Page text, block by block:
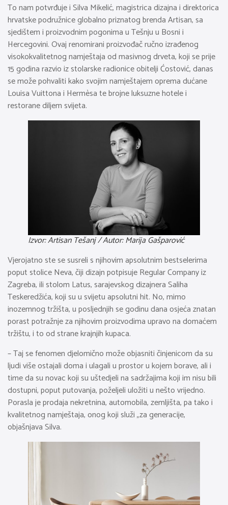
To nam potvrđuje i Silva Mikelić, magistrica dizajna i direktorica
hrvatske podružnice globalno priznatog brenda Artisan, sa
sjedištem i proizvodnim pogonima u Tešnju u Bosni i
Hercegovini. Ovaj renomirani proizvođač ručno izrađenog
visokokvalitetnog namještaja od masivnog drveta, koji se prije
15 godina razvio iz stolarske radionice obitelji Ćostović, danas
se može pohvaliti kako svojim namještajem oprema dućane
Louisa Vuittona i Hermèsa te brojne luksuzne hotele i
restorane diljem svijeta.
Izvor: Artisan Tešanj / Autor: Marija Gašparović
Vjerojatno ste se susreli s njihovim apsolutnim bestselerima
poput stolice Neva, čiji dizajn potpisuje Regular Company iz
Zagreba, ili stolom Latus, sarajevskog dizajnera Saliha
Teskeredžića, koji su u svijetu apsolutni hit. No, mimo
inozemnog tržišta, u posljednjih se godinu dana osjeća znatan
porast potražnje za njihovim proizvodima upravo na domaćem
tržištu, i to od strane krajnjih kupaca.
– Taj se fenomen djelomično može objasniti činjenicom da su
ljudi više ostajali doma i ulagali u prostor u kojem borave, ali i
time da su novac koji su uštedjeli na sadržajima koji im nisu bili
dostupni, poput putovanja, poželjeli uložiti u nešto vrijedno.
Porasla je prodaja nekretnina, automobila, zemljišta, pa tako i
kvalitetnog namještaja, onog koji služi „za generacije,
objašnjava Silva.